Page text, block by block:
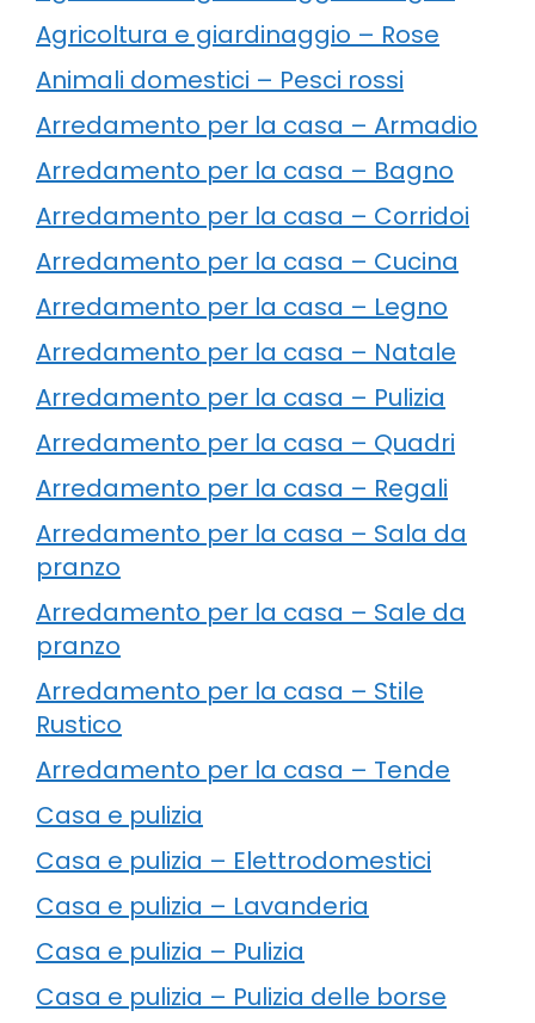
Agricoltura e giardinaggio – Rose
Animali domestici – Pesci rossi
Arredamento per la casa – Armadio
Arredamento per la casa – Bagno
Arredamento per la casa – Corridoi
Arredamento per la casa – Cucina
Arredamento per la casa – Legno
Arredamento per la casa – Natale
Arredamento per la casa – Pulizia
Arredamento per la casa – Quadri
Arredamento per la casa – Regali
Arredamento per la casa – Sala da
pranzo
Arredamento per la casa – Sale da
pranzo
Arredamento per la casa – Stile
Rustico
Arredamento per la casa – Tende
Casa e pulizia
Casa e pulizia – Elettrodomestici
Casa e pulizia – Lavanderia
Casa e pulizia – Pulizia
Casa e pulizia – Pulizia delle borse